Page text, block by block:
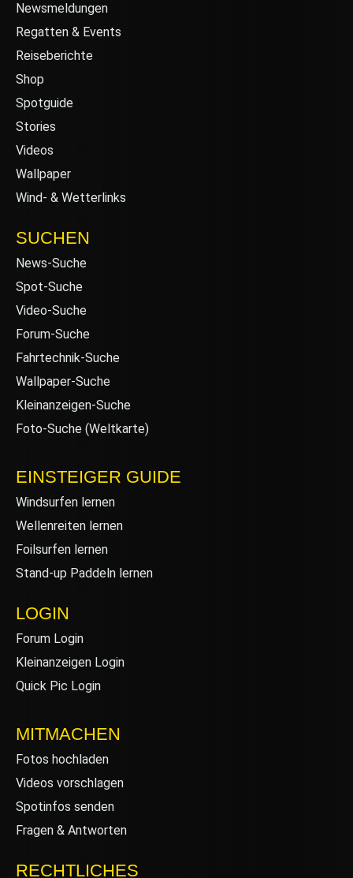
Newsmeldungen
Regatten & Events
Reiseberichte
Shop
Spotguide
Stories
Videos
Wallpaper
Wind- & Wetterlinks
SUCHEN
News-Suche
Spot-Suche
Video-Suche
Forum-Suche
Fahrtechnik-Suche
Wallpaper-Suche
Kleinanzeigen-Suche
Foto-Suche (Weltkarte)
EINSTEIGER GUIDE
Windsurfen lernen
Wellenreiten lernen
Foilsurfen lernen
Stand-up Paddeln lernen
LOGIN
Forum Login
Kleinanzeigen Login
Quick Pic Login
MITMACHEN
Fotos hochladen
Videos vorschlagen
Spotinfos senden
Fragen & Antworten
RECHTLICHES